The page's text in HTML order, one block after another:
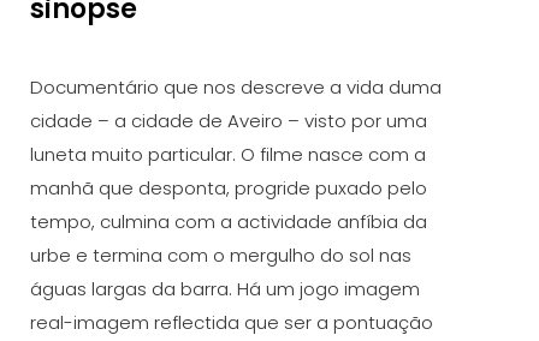
sinopse
Documentário que nos descreve a vida duma
cidade – a cidade de Aveiro – visto por uma
luneta muito particular. O filme nasce com a
manhã que desponta, progride puxado pelo
tempo, culmina com a actividade anfíbia da
urbe e termina com o mergulho do sol nas
águas largas da barra. Há um jogo imagem
real-imagem reflectida que ser a pontuação